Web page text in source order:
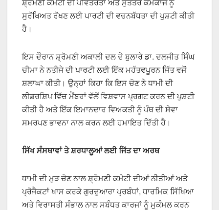
ਸ਼੍ਰੋਮਣੀ ਕਮੇਟੀ ਦੀ ਪਵਿੱਤਰਤਾ ਅਤੇ ਸੁਤੰਤਰ ਕੰਮਕਾਜ ਨੂੰ
ਸੁਰੱਖਿਅਤ ਰੱਖਣ ਲਈ ਪਾਰਟੀ ਦੀ ਵਚਨਬੱਧਤਾ ਦੀ ਪੁਸ਼ਟੀ ਕੀਤੀ
ਹੈ।
ਇਸ ਦੌਰਾਨ ਸ਼੍ਰੋਮਣੀ ਅਕਾਲੀ ਦਲ ਦੇ ਬੁਲਾਰੇ ਡਾ. ਦਲਜੀਤ ਸਿੰਘ
ਚੀਮਾ ਨੇ ਨਤੀਜੇ ਦੀ ਪਾਰਟੀ ਲਈ ਇੱਕ ਮਹੱਤਵਪੂਰਨ ਜਿੱਤ ਵਜੋਂ
ਸ਼ਲਾਘਾ ਕੀਤੀ। ਉਨ੍ਹਾਂ ਕਿਹਾ ਕਿ ਇਸ ਚੋਣ ਨੇ ਧਾਮੀ ਦੀ
ਲੀਡਰਸ਼ਿਪ ਵਿੱਚ ਮੈਂਬਰਾਂ ਵੱਲੋਂ ਵਿਸ਼ਵਾਸ ਪ੍ਰਗਟ ਕਰਨ ਦੀ ਪੁਸ਼ਟੀ
ਕੀਤੀ ਹੈ ਅਤੇ ਇੱਕ ਇਮਾਨਦਾਰ ਵਿਅਕਤੀ ਨੂੰ ਪੰਥ ਦੀ ਸੇਵਾ
ਸਮਰਪਣ ਭਾਵਨਾ ਨਾਲ ਕਰਨ ਲਈ ਹਮਾਇਤ ਦਿੱਤੀ ਹੈ।
ਸਿੱਖ ਸੰਸਥਾਵਾਂ ਤੇ ਸ਼ਰਧਾਲੂਆਂ ਲਈ ਜਿੱਤ ਦਾ ਅਰਥ
ਧਾਮੀ ਦੀ ਮੁੜ ਚੋਣ ਨਾਲ ਸ਼੍ਰੋਮਣੀ ਕਮੇਟੀ ਦੀਆਂ ਨੀਤੀਆਂ ਅਤੇ
ਪ੍ਰੋਜੈਕਟਾਂ ਖਾਸ ਕਰਕੇ ਗੁਰਦੁਆਰਾ ਪ੍ਰਬੰਧਾਂ, ਧਾਰਮਿਕ ਸਿੱਖਿਆ
ਅਤੇ ਵਿਰਾਸਤੀ ਸੰਭਾਲ ਨਾਲ ਸਬੰਧਤ ਕਾਰਜਾਂ ਨੂੰ ਮੁਕੰਮਲ ਕਰਨ